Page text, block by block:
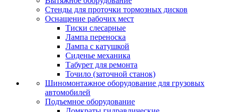
Стенды для проточки тормозных дисков
Оснащение рабочих мест
Тиски слесарные
Лампа переноска
Лампа с катушкой
Сиденье механика
Табурет для ремонта
Точило (заточной станок)
Шиномонтажное оборудование для грузовых
автомобилей
Подъемное оборудование